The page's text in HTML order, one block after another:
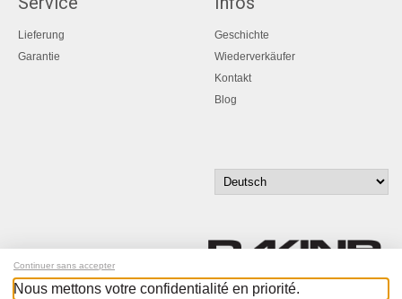
Lieferung
Garantie
Geschichte
Wiederverkäufer
Kontakt
Blog
Continuer sans accepter
Nous mettons votre confidentialité en priorité.